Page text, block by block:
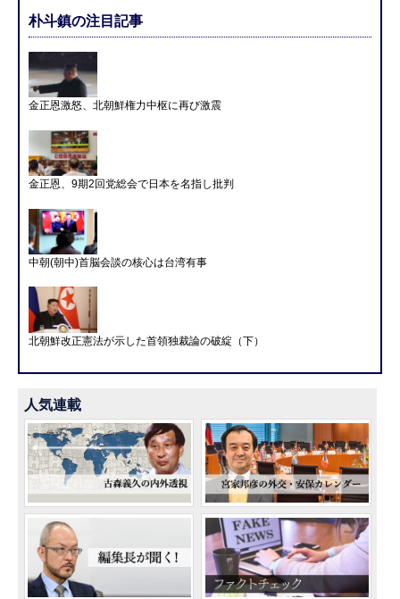
朴斗鎮の注目記事
金正恩激怒、北朝鮮権力中枢に再び激震
金正恩、9期2回党総会で日本を名指し批判
中朝(朝中)首脳会談の核心は台湾有事
北朝鮮改正憲法が示した首領独裁論の破綻（下）
人気連載